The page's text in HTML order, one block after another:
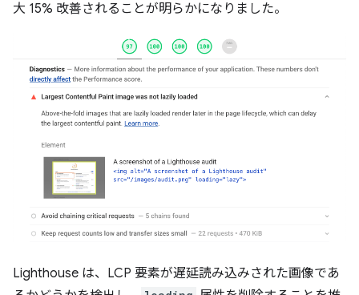
大 15% 改善されることが明らかになりました。
Lighthouse は、LCP 要素が遅延読み込みされた画像であ